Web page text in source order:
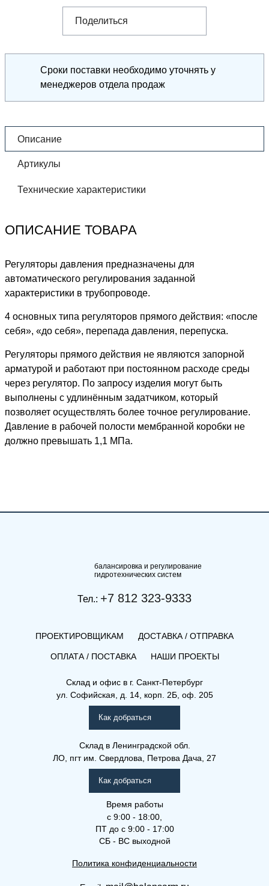
Поделиться
Сроки поставки необходимо уточнять у
менеджеров отдела продаж
Описание
Артикулы
Технические характеристики
ОПИСАНИЕ ТОВАРА
Регуляторы давления предназначены для
автоматического регулирования заданной
характеристики в трубопроводе.
4 основных типа регуляторов прямого действия: «после
себя», «до себя», перепада давления, перепуска.
Регуляторы прямого действия не являются запорной
арматурой и работают при постоянном расходе среды
через регулятор. По запросу изделия могут быть
выполнены с удлинённым задатчиком, который
позволяет осуществлять более точное регулирование.
Давление в рабочей полости мембранной коробки не
должно превышать 1,1 МПа.
балансировка и регулирование
гидротехнических систем
Тел.: +7 812 323-9333
ПРОЕКТИРОВЩИКАМ ДОСТАВКА / ОТПРАВКА
ОПЛАТА / ПОСТАВКА НАШИ ПРОЕКТЫ
Склад и офис в г. Санкт-Петербург
ул. Софийская, д. 14, корп. 2Б, оф. 205
Как добраться
Склад в Ленинградской обл.
ЛО, пгт им. Свердлова, Петрова Дача, 27
Как добраться
Время работы
с 9:00 - 18:00,
ПТ до с 9:00 - 17:00
СБ - ВС выходной
Политика конфиденциальности